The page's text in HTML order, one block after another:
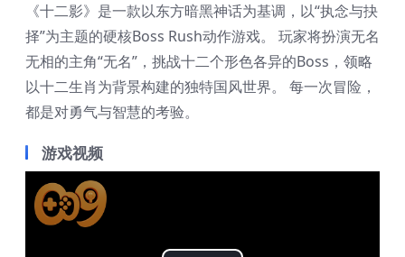
《十二影》是一款以东方暗黑神话为基调，以“执念与抉
择”为主题的硬核Boss Rush动作游戏。 玩家将扮演无名
无相的主角“无名”，挑战十二个形色各异的Boss，领略
以十二生肖为背景构建的独特国风世界。 每一次冒险，
都是对勇气与智慧的考验。
游戏视频